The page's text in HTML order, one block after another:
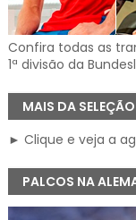
Confira todas as
1ª divisão da
MAIS DA
► Clique e veja a
PALCOS NA